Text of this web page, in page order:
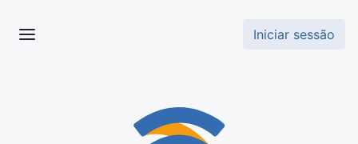
Iniciar sessão